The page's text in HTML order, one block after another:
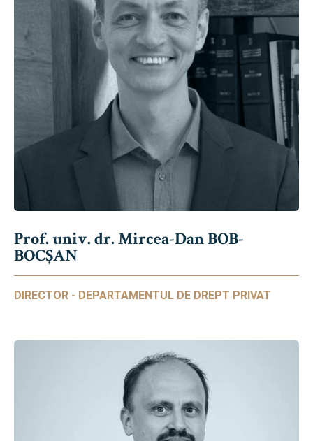
Prof. univ. dr. Mircea-Dan BOB-
BOCȘAN
DIRECTOR - DEPARTAMENTUL DE DREPT PRIVAT